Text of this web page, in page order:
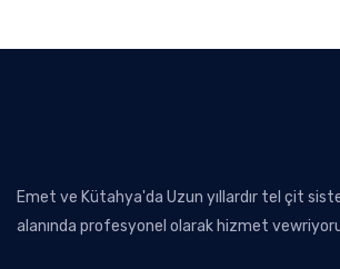
Emet ve Kütahya'da Uzun yıllardır tel çit
alanında profesyonel olarak hizmet